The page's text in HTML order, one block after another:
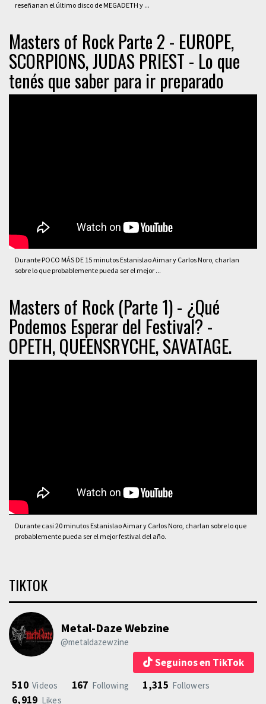
reseñanan el último disco de MEGADETH y ...
Masters of Rock Parte 2 - EUROPE,
SCORPIONS, JUDAS PRIEST - Lo que
tenés que saber para ir preparado
Durante POCO MÁS DE 15 minutos Estanislao Aimar y Carlos Noro, charlan
sobre lo que probablemente pueda ser el mejor ...
Masters of Rock (Parte 1) - ¿Qué
Podemos Esperar del Festival? -
OPETH, QUEENSRYCHE, SAVATAGE.
Durante casi 20 minutos Estanislao Aimar y Carlos Noro, charlan sobre lo que
probablemente pueda ser el mejor festival del año.
TIKTOK
Metal-Daze Webzine
@metaldazewzine
Seguinos en TikTok
510 Videos 167 Following 1,315 Followers
6,919 Likes